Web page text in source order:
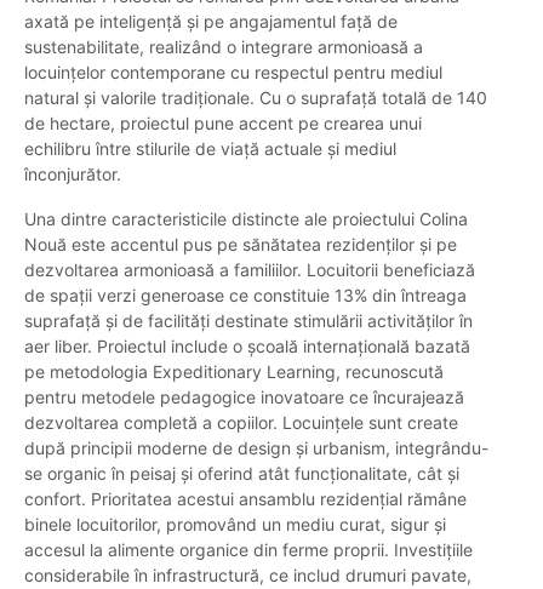
axată pe inteligență și pe angajamentul față de
sustenabilitate, realizând o integrare armonioasă a
locuințelor contemporane cu respectul pentru mediul
natural și valorile tradiționale. Cu o suprafață totală de 140
de hectare, proiectul pune accent pe crearea unui
echilibru între stilurile de viață actuale și mediul
înconjurător.
Una dintre caracteristicile distincte ale proiectului Colina
Nouă este accentul pus pe sănătatea rezidenților și pe
dezvoltarea armonioasă a familiilor. Locuitorii beneficiază
de spații verzi generoase ce constituie 13% din întreaga
suprafață și de facilități destinate stimulării activităților în
aer liber. Proiectul include o școală internațională bazată
pe metodologia Expeditionary Learning, recunoscută
pentru metodele pedagogice inovatoare ce încurajează
dezvoltarea completă a copiilor. Locuințele sunt create
după principii moderne de design și urbanism, integrându-
se organic în peisaj și oferind atât funcționalitate, cât și
confort. Prioritatea acestui ansamblu rezidențial rămâne
binele locuitorilor, promovând un mediu curat, sigur și
accesul la alimente organice din ferme proprii. Investițiile
considerabile în infrastructură, ce includ drumuri pavate,